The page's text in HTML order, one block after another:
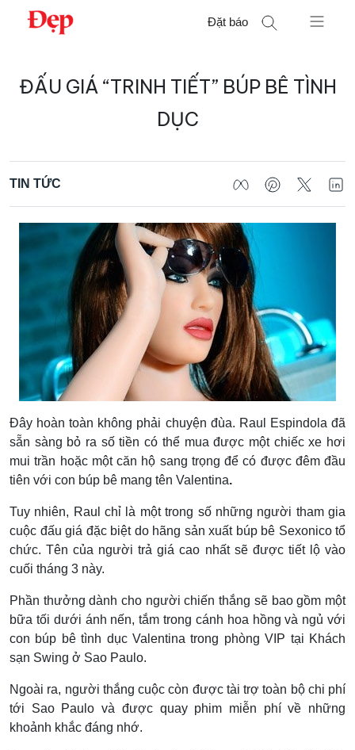
Chuyển
Đặt báo
kiếm
ĐẤU GIÁ “TRINH TIẾT” BÚP BÊ TÌNH
DỤC
TIN TỨC
Đây hoàn toàn không phải chuyện đùa. Raul Espindola đã
sẵn sàng bỏ ra số tiền có thể mua được một chiếc xe hơi
mui trần hoặc một căn hộ sang trọng để có được đêm đầu
tiên với con búp bê mang tên Valentina.
Tuy nhiên, Raul chỉ là một trong số những người tham gia
cuộc đấu giá đặc biệt do hãng sản xuất búp bê Sexonico tổ
chức. Tên của người trả giá cao nhất sẽ được tiết lộ vào
cuối tháng 3 này.
Phần thưởng dành cho người chiến thắng sẽ bao gồm một
bữa tối dưới ánh nến, tắm trong cánh hoa hồng và ngủ với
con búp bê tình dục Valentina trong phòng VIP tại Khách
sạn Swing ở Sao Paulo.
Ngoài ra, người thắng cuộc còn được tài trợ toàn bộ chi phí
tới Sao Paulo và được quay phim miễn phí về những
khoảnh khắc đáng nhớ.